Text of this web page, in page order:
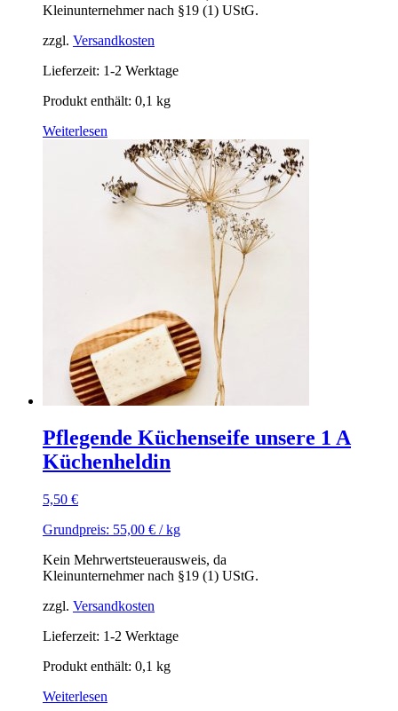
Kleinunternehmer nach §19 (1) UStG.
zzgl. Versandkosten
Lieferzeit: 1-2 Werktage
Produkt enthält: 0,1 kg
Weiterlesen
Pflegende Küchenseife unsere 1 A
Küchenheldin
5,50 €
Grundpreis: 55,00 € /kg
Kein Mehrwertsteuerausweis, da
Kleinunternehmer nach §19 (1) UStG.
zzgl. Versandkosten
Lieferzeit: 1-2 Werktage
Produkt enthält: 0,1 kg
Weiterlesen